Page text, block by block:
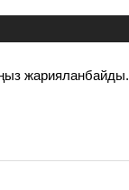
жарияланбайды.